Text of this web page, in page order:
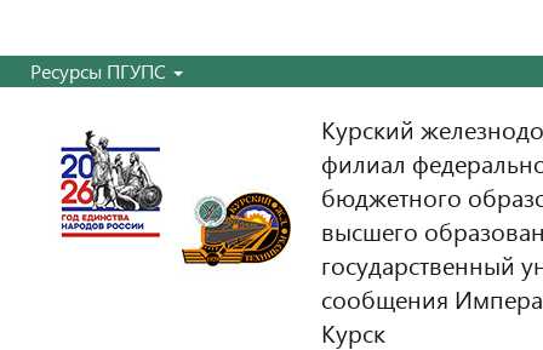
Ресурсы ПГУПС
Курский
филиал
бюджетного
высшего
государственный
сообщения
Курск